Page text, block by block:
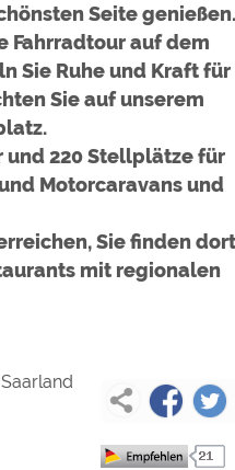
Seite genießen.
Fahrradtour auf dem
Sie Ruhe und Kraft für
Sie auf unserem
220 Stellplätze für
Motorcaravans und
Sie finden dort
mit regionalen